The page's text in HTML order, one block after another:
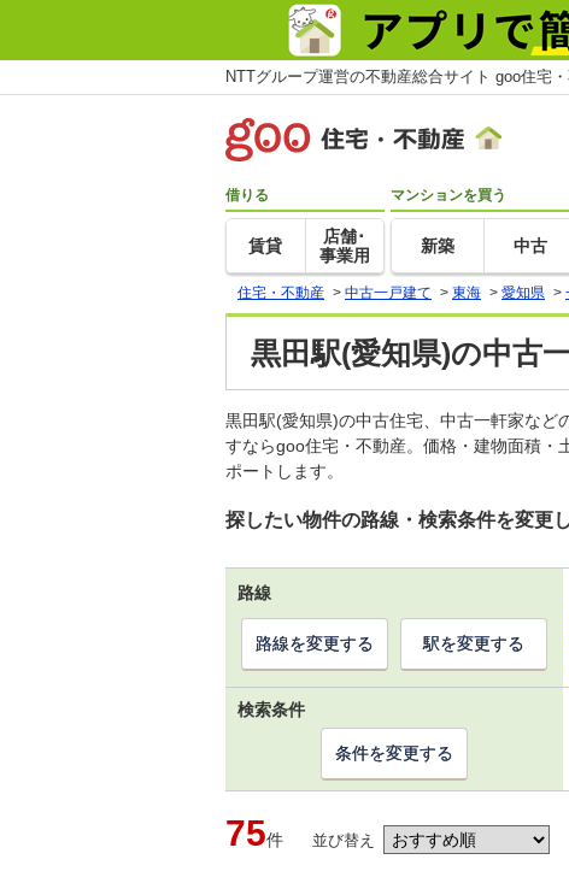
NTTグループ運営の不動産総合サイト goo住宅
借りる
賃貸
店舗･
事業用
マンションを買う
新築 中古
住宅・不動産 > 中古一戸建て > 東海 > 愛知県 >
黒田駅(愛知県)の中古
黒田駅(愛知県)の中古住宅、中古一軒家など
すならgoo住宅・不動産。価格・建物面積・
ポートします。
探したい物件の路線・検索条件を変更
路線
路線を変更する 駅を変更する
検索条件
条件を変更する
75件 並び替え